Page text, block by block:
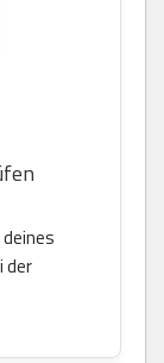
der